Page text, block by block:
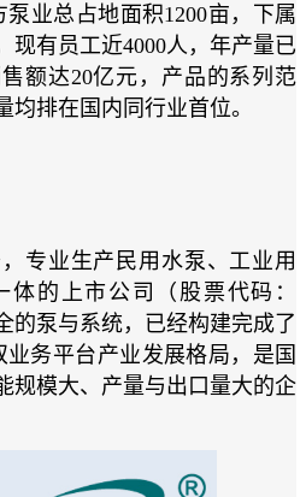
业总占地面积1200亩，下属
现有员工近4000人，年产量已
额达20亿元，产品的系列范
均排在国内同行业首位。
专业生产民用水泵、工业用
的上市公司（股票代码：
的泵与系统，已经构建完成了
务平台产业发展格局，是国
规模大、产量与出口量大的企